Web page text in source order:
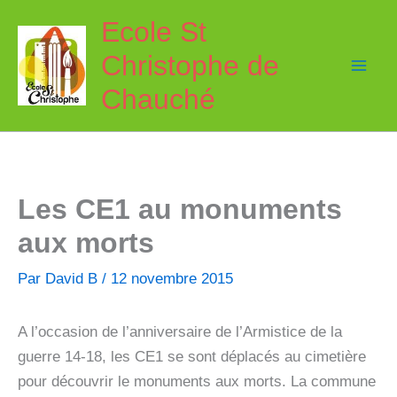
contenu
Ecole St
Christophe de
Chauché
Les CE1 au monuments
aux morts
Par David B / 12 novembre 2015
A l’occasion de l’anniversaire de l’Armistice de la
guerre 14-18, les CE1 se sont déplacés au cimetière
pour découvrir le monuments aux morts. La commune